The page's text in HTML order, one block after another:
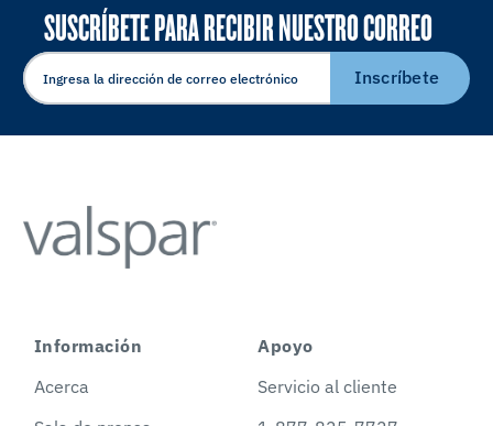
SUSCRÍBETE PARA RECIBIR NUESTRO CORREO
ELECTRÓNICO
Inscríbete
Información
Acerca
Apoyo
Servicio al cliente